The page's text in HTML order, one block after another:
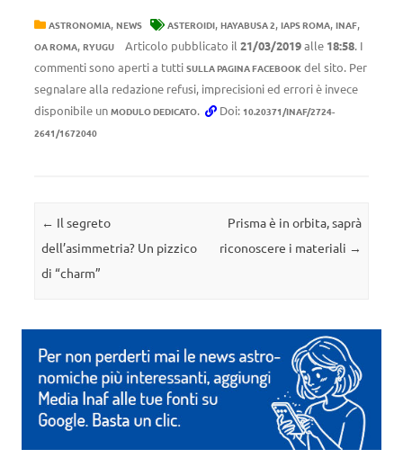
ASTRONOMIA, NEWS ASTEROIDI, HAYABUSA 2, IAPS ROMA, INAF,
OA ROMA, RYUGU Articolo pubblicato il 21/03/2019alle 18:58. I
commenti sono aperti a tutti SULLA PAGINA FACEBOOK del sito. Per
segnalare alla redazione refusi, imprecisioni ed errori è invece
disponibile un MODULO DEDICATO. Doi: 10.20371/INAF/2724-
2641/1672040
Navigazione articolo
← Il segreto
dell’asimmetria? Un pizzico
di “charm”
Prisma è in orbita, saprà
riconoscere i materiali →